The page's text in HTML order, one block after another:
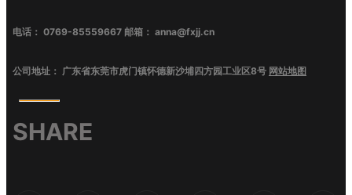
电话： 0769-85559667 邮箱： anna@fxjj.cn
公司地址： 广东省东莞市虎门镇怀德新沙埔四方园工业区8号 网站地图
SHARE